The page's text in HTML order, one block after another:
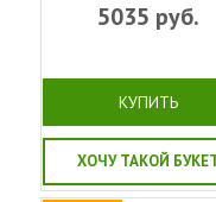
5035 руб.
КУПИТЬ
ХОЧУ ТАКОЙ